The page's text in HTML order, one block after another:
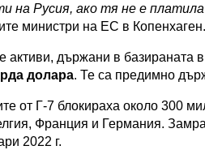
на Русия, ако тя не е
министри на ЕС в Копенхаген.
активи, държани в базираната
долара. Те са предимно
от Г-7 блокираха около 300
Франция и Германия.
2022 г.